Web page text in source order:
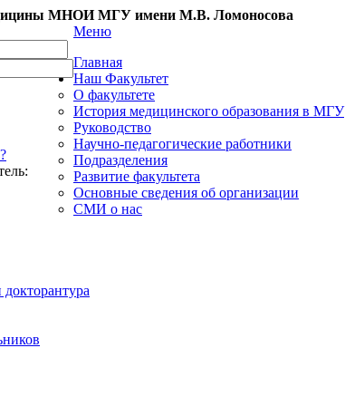
МНОИ МГУ имени М.В. Ломоносова
Меню
Главная
Наш Факультет
О факультете
История медицинского образования в МГУ
Руководство
Научно-педагогические работники
Подразделения
Развитие факультета
Основные сведения об организации
СМИ о нас